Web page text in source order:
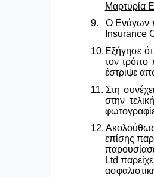
Μαρτυρία
9.
Ο Ενάγων
Insurance
10. Εξήγησε
τον τρόπο
έστριψε
11. Στη
στην
12.
επίσης
Ltd